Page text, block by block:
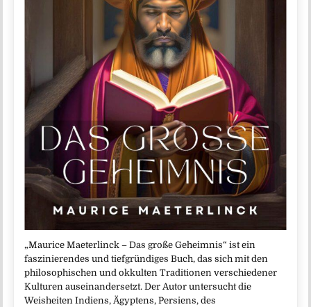
„Maurice Maeterlinck – Das große Geheimnis“ ist ein
faszinierendes und tiefgründiges Buch, das sich mit den
philosophischen und okkulten Traditionen verschiedener
Kulturen auseinandersetzt. Der Autor untersucht die
Weisheiten Indiens, Ägyptens, Persiens, des